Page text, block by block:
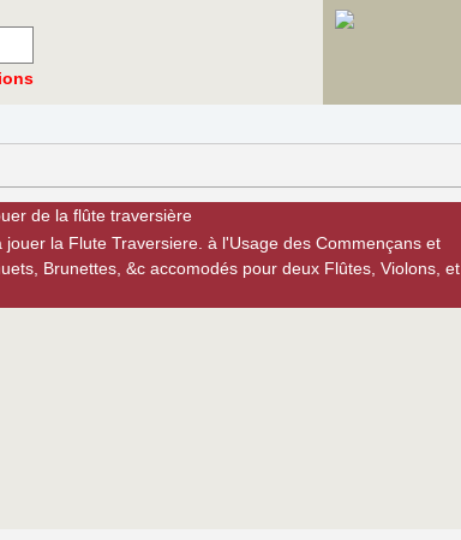
de la flûte traversière
la Flute Traversiere. à l'Usage des Commençans et
Brunettes, &c accomodés pour deux Flûtes, Violons, et